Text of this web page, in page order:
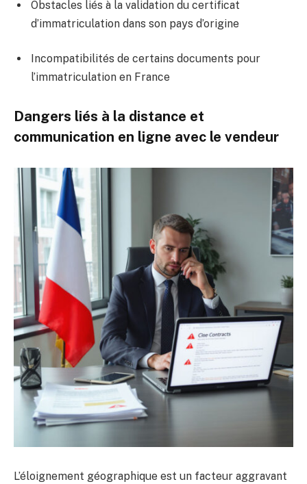
Obstacles liés à la validation du certificat
d’immatriculation dans son pays d’origine
Incompatibilités de certains documents pour
l’immatriculation en France
Dangers liés à la distance et
communication en ligne avec le vendeur
L’éloignement géographique est un facteur aggravant